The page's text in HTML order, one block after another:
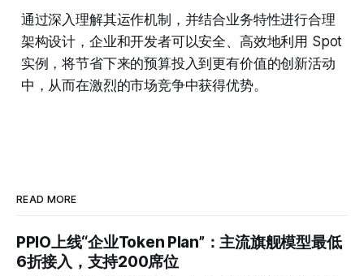
通过深入理解其运作机制，并结合业务特性进行合理
架构设计，企业和开发者可以安全、高效地利用 Spot
实例，将节省下来的预算投入到更有价值的创新活动
中，从而在激烈的市场竞争中获得优势。
READ MORE
PPIO上线“企业Token Plan”：主流旗舰模型最低
6折接入，支持200席位